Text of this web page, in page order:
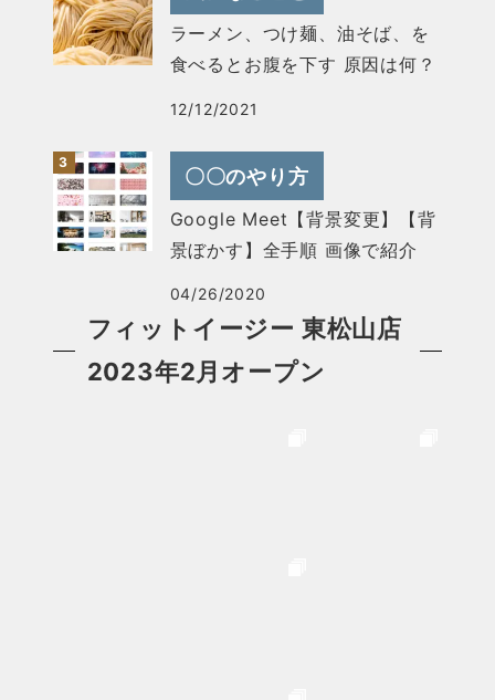
ラーメン、つけ麺、油そば、を
食べるとお腹を下す 原因は何？
12/12/2021
〇〇のやり方
Google Meet【背景変更】【背
景ぼかす】全手順 画像で紹介
04/26/2020
フィットイージー 東松山店
2023年2月オープン